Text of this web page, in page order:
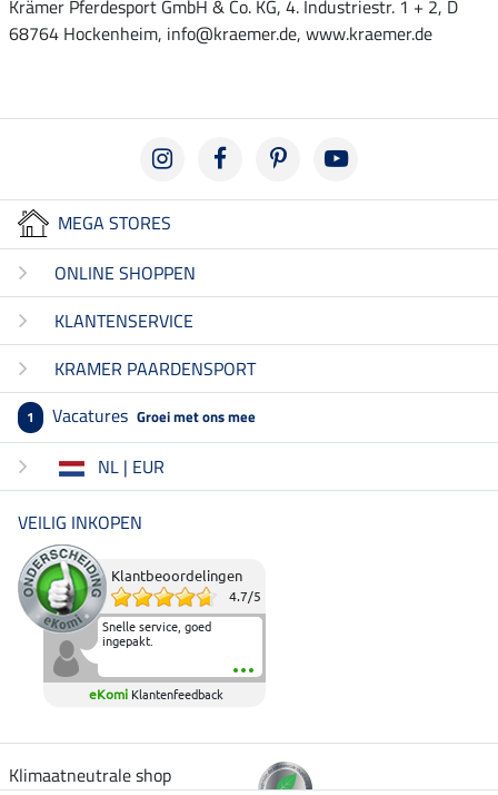
Krämer Pferdesport GmbH & Co. KG, 4. Industriestr. 1 + 2, D
68764 Hockenheim, info@kraemer.de, www.kraemer.de
MEGA STORES
ONLINE SHOPPEN
KLANTENSERVICE
KRAMER PAARDENSPORT
1 Vacatures Groei met ons mee
NL | EUR
VEILIG INKOPEN
Klantbeoordelingen
4.7/5
Snelle service, goed
ingepakt.
eKomi Klantenfeedback
Klimaatneutrale shop